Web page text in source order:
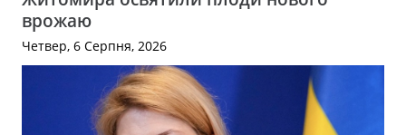
врожаю
Четвер, 6 Серпня, 2026